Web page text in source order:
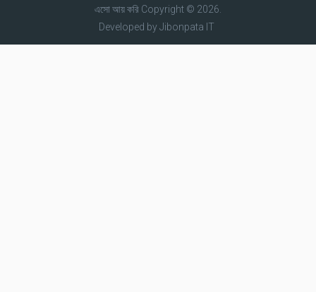
এসো আয় করিCopyright © 2026.
Developed byJibonpata IT